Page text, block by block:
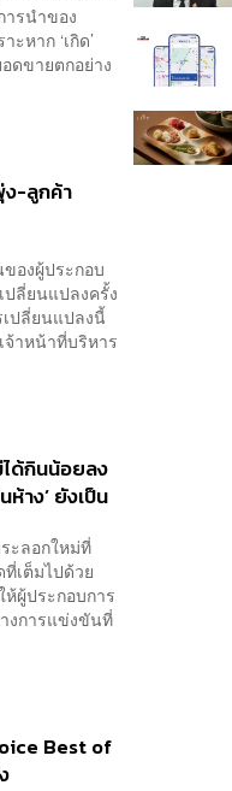
ารนำของ
หาก ‘เกิด’
ดขายตกอย่าง
ง-ลูกค้า
องผู้ประกอบ
ลี่ยนแปลงครั้ง
ปลี่ยนแปลงนี้
าหน้าที่บริหาร
ได้กินน้อยลง
ห้าง’ ยังเป็น
ะลอกใหม่ที่
เต็มไปด้วย
ผู้ประกอบการ
งการแข่งขันที่
Best of